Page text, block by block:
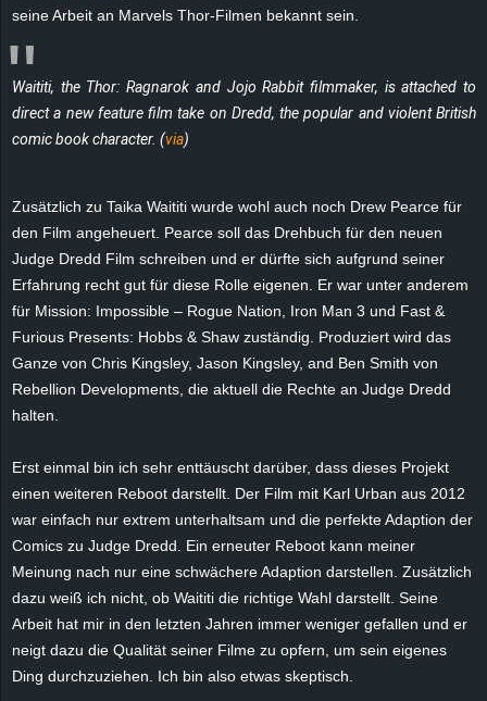
seine Arbeit an Marvels Thor-Filmen bekannt sein.
Waititi, the Thor: Ragnarok andJojo Rabbitfilmmaker, is attached to
direct a new feature film take on Dredd, the popular and violent British
comic book character. (via)
Zusätzlich zu Taika Waititi wurde wohl auch noch Drew Pearce für
den Film angeheuert. Pearce soll das Drehbuch für den neuen
Judge Dredd Film schreiben und er dürfte sich aufgrund seiner
Erfahrung recht gut für diese Rolle eigenen. Er war unter anderem
für Mission: Impossible – Rogue Nation, Iron Man 3 und Fast &
Furious Presents: Hobbs & Shaw zuständig. Produziert wird das
Ganze von Chris Kingsley, Jason Kingsley, and Ben Smith von
Rebellion Developments, die aktuell die Rechte an Judge Dredd
halten.
Erst einmal bin ich sehr enttäuscht darüber, dass dieses Projekt
einen weiteren Reboot darstellt. Der Film mit Karl Urban aus 2012
war einfach nur extrem unterhaltsam und die perfekte Adaption der
Comics zu Judge Dredd. Ein erneuter Reboot kann meiner
Meinung nach nur eine schwächere Adaption darstellen. Zusätzlich
dazu weiß ich nicht, ob Waititi die richtige Wahl darstellt. Seine
Arbeit hat mir in den letzten Jahren immer weniger gefallen und er
neigt dazu die Qualität seiner Filme zu opfern, um sein eigenes
Ding durchzuziehen. Ich bin also etwas skeptisch.